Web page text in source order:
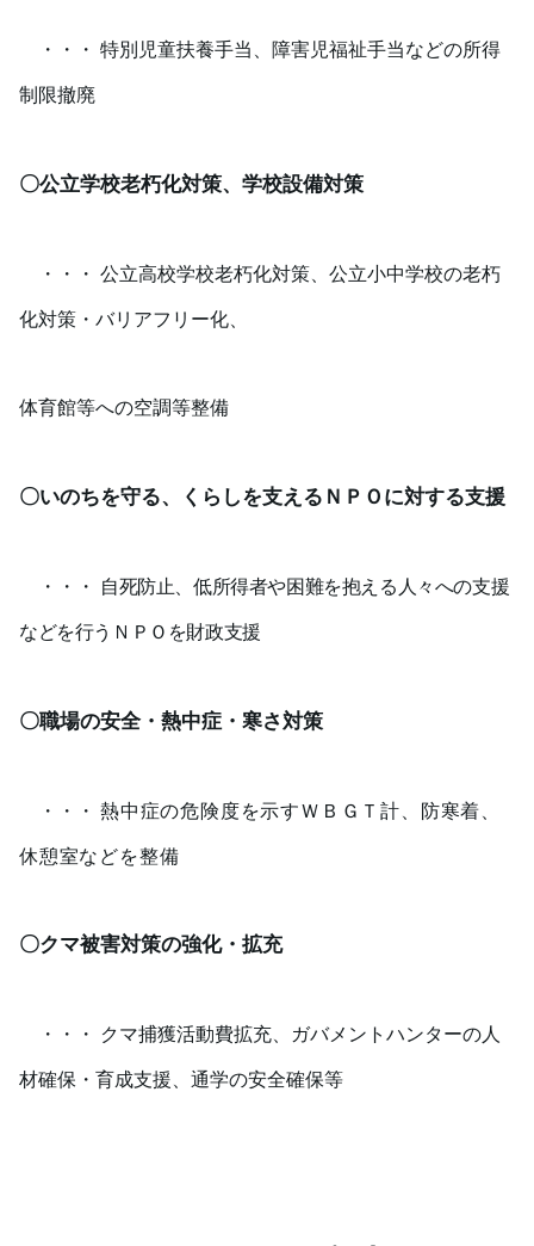
・・・ 特別児童扶養手当、障害児福祉手当などの所得
制限撤廃
〇公立学校老朽化対策、学校設備対策
・・・ 公立高校学校老朽化対策、公立小中学校の老朽
化対策・バリアフリー化、
体育館等への空調等整備
〇いのちを守る、くらしを支えるＮＰＯに対する支援
・・・ 自死防止、低所得者や困難を抱える人々への支援
などを行うＮＰＯを財政支援
〇職場の安全・熱中症・寒さ対策
・・・ 熱中症の危険度を示すＷＢＧＴ計、防寒着、
休憩室などを整備
〇クマ被害対策の強化・拡充
・・・ クマ捕獲活動費拡充、ガバメントハンターの人
材確保・育成支援、通学の安全確保等